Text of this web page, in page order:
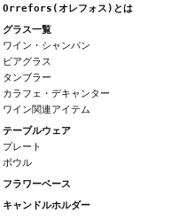
Orrefors(オレフォス)とは
グラス一覧
ワイン・シャンパン
ビアグラス
タンブラー
カラフェ・デキャンター
ワイン関連アイテム
テーブルウェア
プレート
ボウル
フラワーベース
キャンドルホルダー